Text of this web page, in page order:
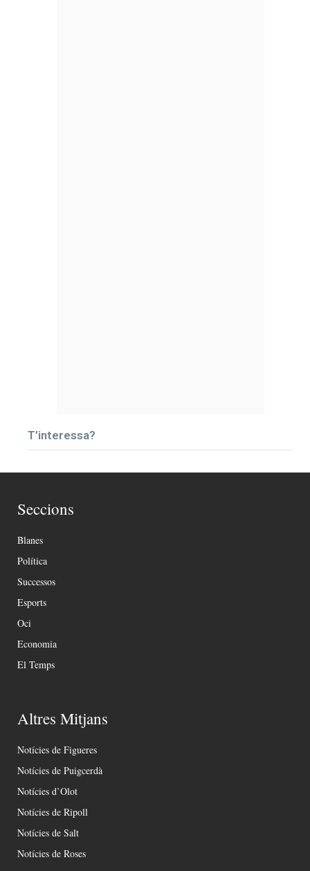
T’interessa?
Seccions
Blanes
Política
Successos
Esports
Oci
Economia
El Temps
Altres Mitjans
Notícies de Figueres
Notícies de Puigcerdà
Notícies d’Olot
Notícies de Ripoll
Notícies de Salt
Notícies de Roses